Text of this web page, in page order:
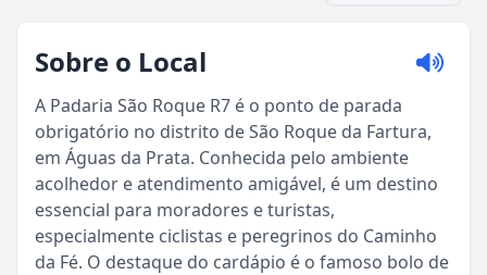
Sobre o Local
A Padaria São Roque R7 é o ponto de parada
obrigatório no distrito de São Roque da Fartura,
em Águas da Prata. Conhecida pelo ambiente
acolhedor e atendimento amigável, é um destino
essencial para moradores e turistas,
especialmente ciclistas e peregrinos do Caminho
da Fé. O destaque do cardápio é o famoso bolo de